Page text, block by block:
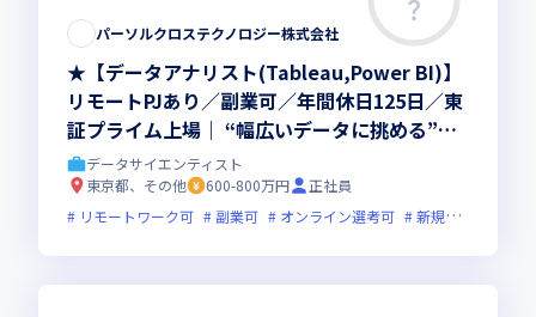
パーソルクロステクノロジー株式会社
★【データアナリスト(Tableau,Power BI)】
リモートPJあり／副業可／年間休日125日／東
証プライム上場｜ “幅広いデータに挑める”環
境で、スキルアップ◎ワークライフバランスも
抜群で”安定×成長”の実現が可能です！
データサイエンティスト
東京都、その他
600-800万円
正社員
リモートワーク可
副業可 オンライン選考可 新規立ち上げ